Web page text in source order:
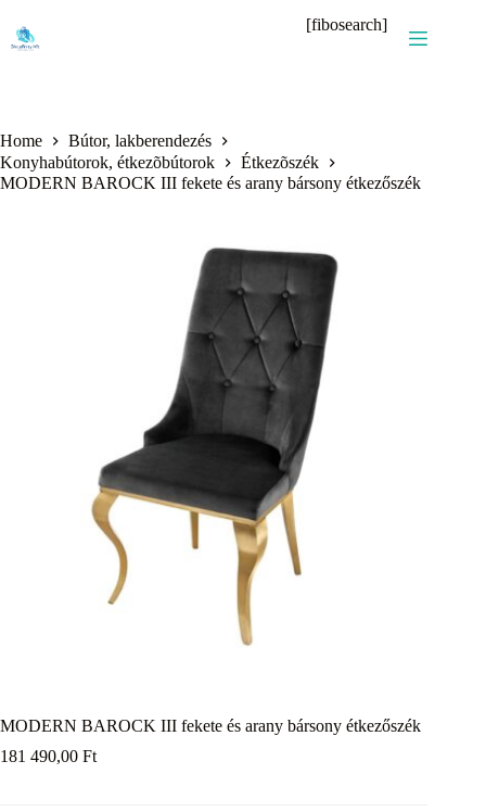
content
[fibosearch]
Home
Bútor, lakberendezés
Konyhabútorok, étkezõbútorok
Étkezõszék
MODERN BAROCK III fekete és arany bársony étkezőszék
MODERN BAROCK III fekete és arany bársony étkezőszék
181 490,00 Ft